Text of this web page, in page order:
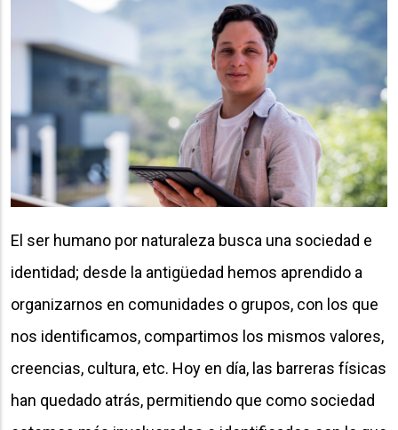
El ser humano por naturaleza busca una sociedad e
identidad; desde la antigüedad hemos aprendido a
organizarnos en comunidades o grupos, con los que
nos identificamos, compartimos los mismos valores,
creencias, cultura, etc. Hoy en día, las barreras físicas
han quedado atrás, permitiendo que como sociedad